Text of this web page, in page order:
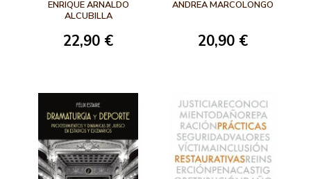
ENRIQUE ARNALDO
ALCUBILLA
22,90 €
ANDREA MARCOLONGO
20,90 €